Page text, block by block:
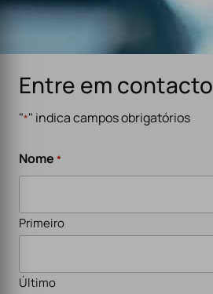
Entre em contacto
"*" indica campos obrigatórios
Nome *
Primeiro
Último